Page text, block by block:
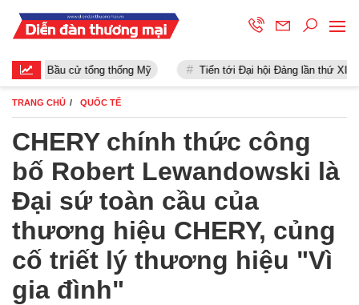
Bầu cử tổng thống Mỹ Tiến tới Đại hội Đảng lần thứ XIII
TRANG CHỦ QUỐC TẾ
CHERY chính thức công
bố Robert Lewandowski là
Đại sứ toàn cầu của
thương hiệu CHERY, củng
cố triết lý thương hiệu "Vì
gia đình"